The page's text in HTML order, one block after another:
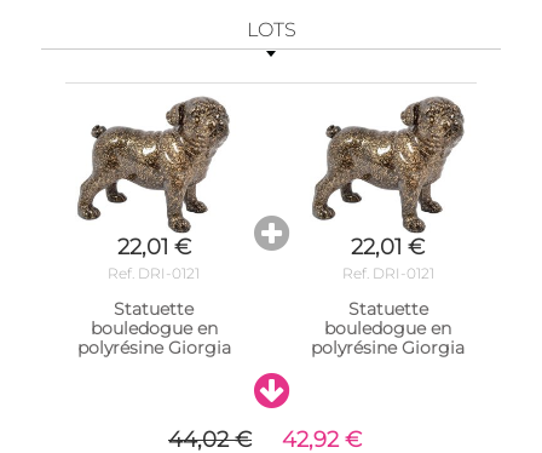
LOTS
22,01 €
Ref. DRI-0121
Statuette
bouledogue en
polyrésine Giorgia
22,01 €
Ref. DRI-0121
Statuette
bouledogue en
polyrésine Giorgia
44,02 € 42,92 €